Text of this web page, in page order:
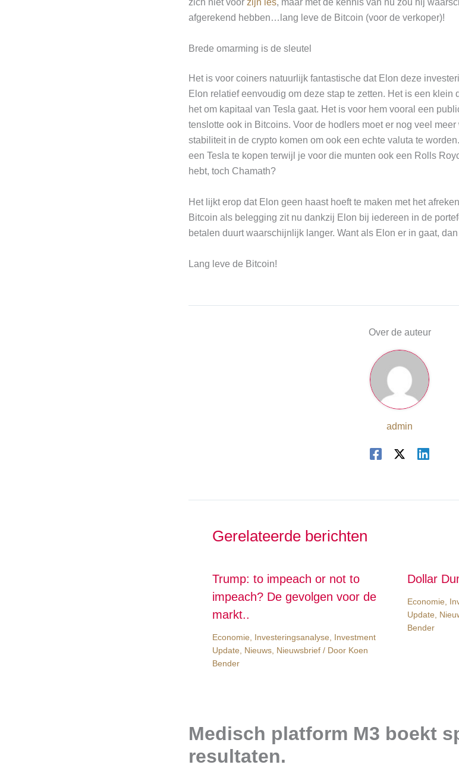
zich niet voor zijn les, maar met de kennis van nu zou hij
afgerekend hebben…lang leve de Bitcoin (voor de verkoper)!
Brede omarming is de sleutel
Het is voor coiners natuurlijk fantastische dat Elon deze
Elon relatief eenvoudig om deze stap te zetten. Het is een klein
het om kapitaal van Tesla gaat. Het is voor hem vooral een
tenslotte ook in Bitcoins. Voor de hodlers moet er nog veel
stabiliteit in de crypto komen om ook een echte valuta te
een Tesla te kopen terwijl je voor die munten ook een Rolls
hebt, toch Chamath?
Het lijkt erop dat Elon geen haast hoeft te maken met het
Bitcoin als belegging zit nu dankzij Elon bij iedereen in de
betalen duurt waarschijnlijk langer. Want als Elon er in gaat,
Lang leve de Bitcoin!
Over de auteur
admin
Gerelateerde berichten
Trump: to impeach or not to
impeach? De gevolgen voor de
markt..
Economie Investeringsanalyse
Investment
Update
Nieuws Nieuwsbrief / Door Koen
Bender
Dollar
Economie
Update
Bender
Medisch platform M3 boekt
resultaten.